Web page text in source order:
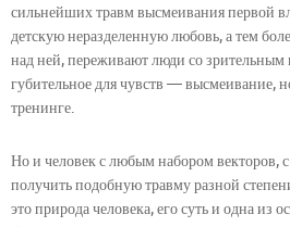
сильнейших травм высмеивания первой
детскую неразделенную любовь, а тем
над ней, переживают люди со зрительным
губительное для чувств — высмеивание,
тренинге.
Но и человек с любым набором векторов,
получить подобную травму разной
это природа человека, его суть и одна из